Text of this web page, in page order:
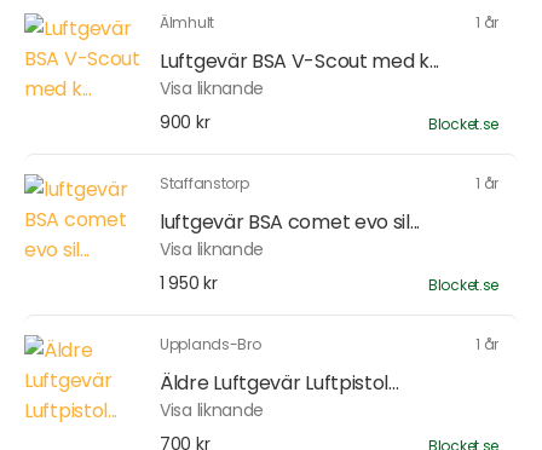
Älmhult 1 år
Luftgevär BSA V-Scout med k...
Visa liknande
900 kr
Blocket.se
Staffanstorp 1 år
luftgevär BSA comet evo sil...
Visa liknande
1 950 kr
Blocket.se
Upplands-Bro 1 år
Äldre Luftgevär Luftpistol...
Visa liknande
700 kr
Blocket.se